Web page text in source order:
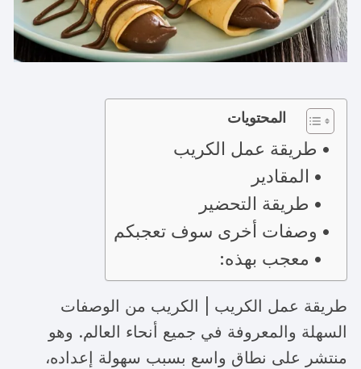
المحتويات
طريقة عمل الكريب
المقادير
طريقة التحضير
وصفات أخرى سوف تعجبكم
معجب بهذه:
طريقة عمل الكريب | الكريب من الوصفات
السهلة والمعروفة في جميع أنحاء العالم. وهو
منتشر على نطاق واسع بسبب سهولة إعداده،